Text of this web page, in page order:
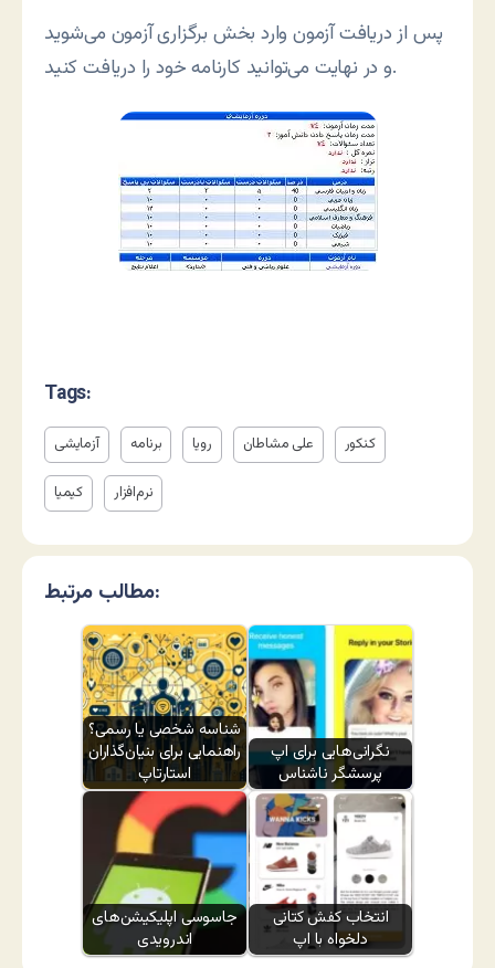
پس از دریافت آزمون وارد بخش برگزاری آزمون می‌شوید
و در نهایت می‌توانید کارنامه خود را دریافت کنید.
Tags:
آزمایشی برنامه رویا علی مشاطان کنکور
کیمیا نرم‌افزار
مطالب مرتبط:
شناسه شخصی یا رسمی؟
راهنمایی برای بنیان‌گذاران
استارتاپ
نگرانی‌هایی برای اپ
پرسشگر ناشناس
جاسوسی اپلیکیشن‌های
اندرویدی
انتخاب کفش کتانی
دلخواه با اپ